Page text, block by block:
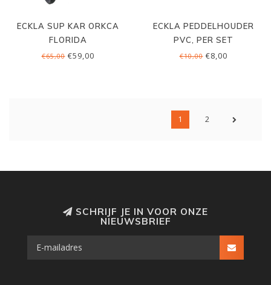
ECKLA SUP KAR ORKCA
FLORIDA
€65,00€59,00
ECKLA PEDDELHOUDER
PVC, PER SET
€10,00€8,00
1 2
SCHRIJF JE IN VOOR ONZE
NIEUWSBRIEF